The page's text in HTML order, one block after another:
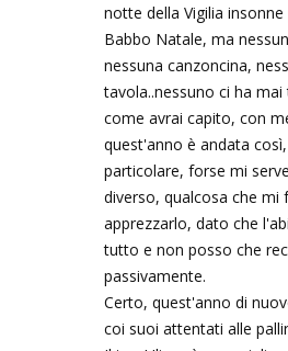
notte della Vigilia
Babbo Natale, ma
nessuna canzoncina,
tavola..nessuno ci ha
come avrai capito, con
quest'anno è andata
particolare, forse mi
diverso, qualcosa che mi
apprezzarlo, dato che
tutto e non posso che
passivamente.
Certo, quest'anno di
coi suoi attentati alle